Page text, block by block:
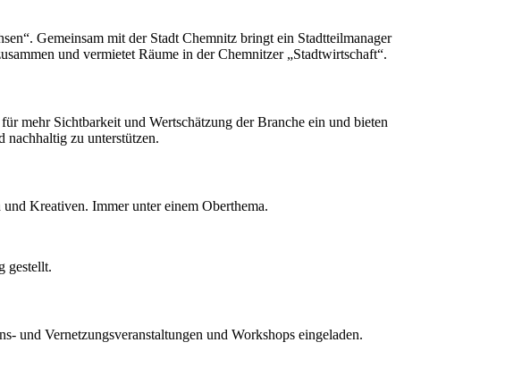
Gemeinsam mit der Stadt Chemnitz bringt ein Stadtteilmanager
und vermietet Räume in der Chemnitzer „Stadtwirtschaft“.
mehr Sichtbarkeit und Wertschätzung der Branche ein und bieten
zu unterstützen.
Kreativen. Immer unter einem Oberthema.
gestellt.
und Vernetzungsveranstaltungen und Workshops eingeladen.